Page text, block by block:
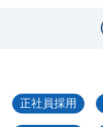
正社員採用